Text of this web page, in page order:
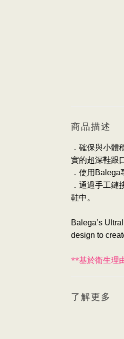
商品描述
．確保與小
實的超深鞋跟
．使用
．通過手工
鞋中。
Balega’s
design to
**基於衛生理
了解更多